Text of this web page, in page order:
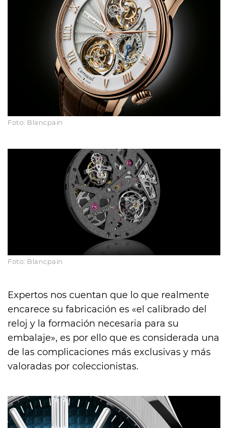
Foto: Blancpain
Foto: Blancpain
Expertos nos cuentan que lo que realmente
encarece su fabricación es «el calibrado del
reloj y la formación necesaria para su
embalaje», es por ello que es considerada una
de las complicaciones más exclusivas y más
valoradas por coleccionistas.